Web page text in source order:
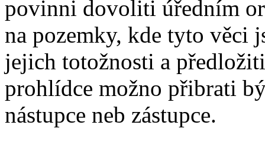
povinni dovoliti úředním
na pozemky, kde tyto
jejich totožnosti a
prohlídce možno přibrati
nástupce neb zástupce.